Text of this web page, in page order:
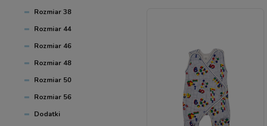
Rozmiar 38
Rozmiar 44
Rozmiar 46
Rozmiar 48
Rozmiar 50
Rozmiar 56
Dodatki